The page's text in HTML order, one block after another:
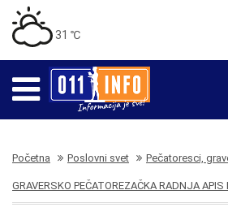
31 ℃
Početna Poslovni svet Pečatoresci,
GRAVERSKO PEČATOREZAČKA RADNJA APIS